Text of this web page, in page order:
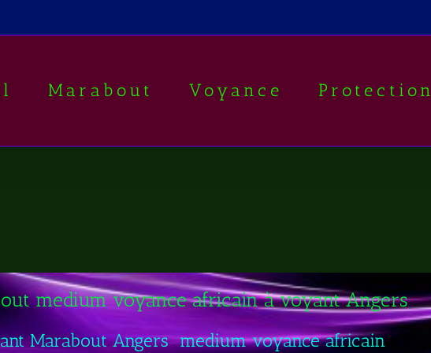
Marabout Voyance Protection
medium voyance africain à voyant Angers
Marabout Angers medium voyance africain